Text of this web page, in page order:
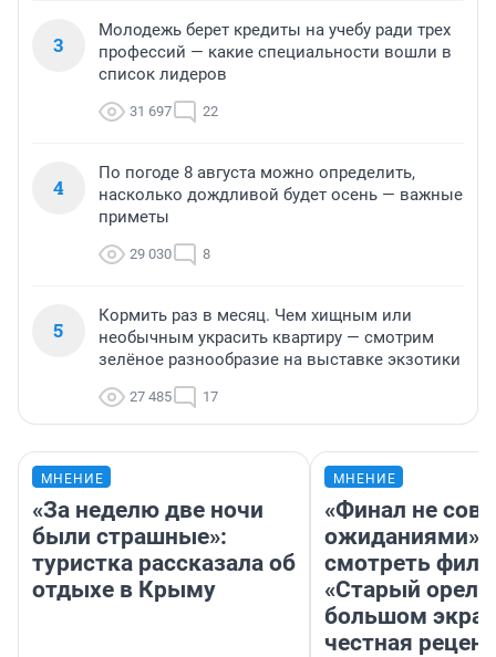
3
Молодежь берет кредиты на учебу ради трех
профессий — какие специальности вошли в
список лидеров
31 697 22
4
По погоде 8 августа можно определить,
насколько дождливой будет осень — важные
приметы
29 030 8
5
Кормить раз в месяц. Чем хищным или
необычным украсить квартиру — смотрим
зелёное разнообразие на выставке экзотики
27 485 17
МНЕНИЕ
«За неделю две ночи
были страшные»:
туристка рассказала об
отдыхе в Крыму
МНЕНИЕ
«Финал не
ожиданиями»:
смотреть
«Старый орел»
большом
честная